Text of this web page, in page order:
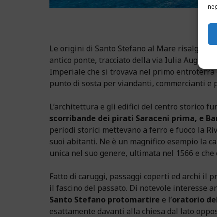
Le origini di Santo Stefano al Mare risalgono
antico ponte, tracciato della via Iulia Augusta,
Imperiale che si trovava nel primo entroterra
punto di sosta per viandanti, commercianti e
L’architettura e gli edifici del centro storico
scorribande dei pirati Saraceni prima, e
periodi storici mettevano a ferro e fuoco la
suoi abitanti. Ne è un magnifico esempio la
unica nel suo genere, ultimata nel 1566 e
Fatto di caruggi, passaggi coperti ed archi il
il fascino del passato. Di notevole interesse
Santo Stefano protomartire e l’oratorio
esattamente davanti alla chiesa dal lato